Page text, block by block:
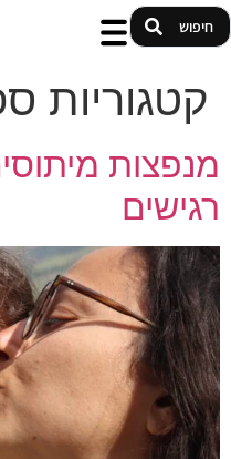
קטגוריות
מנפצות
רגישים